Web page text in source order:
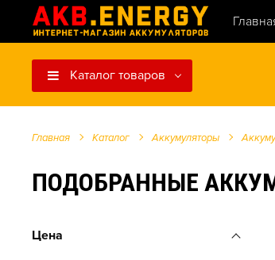
Каталог товаров
Главная Каталог Аккумуляторы
ПОДОБРАННЫЕ
Цена